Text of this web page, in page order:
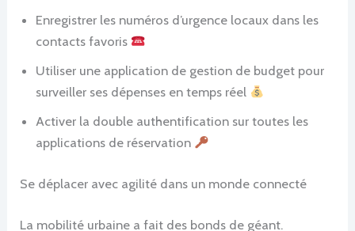
Enregistrer les numéros d’urgence locaux dans les
contacts favoris
Utiliser une application de gestion de budget pour
surveiller ses dépenses en temps réel
Activer la double authentification sur toutes les
applications de réservation
Se déplacer avec agilité dans un monde connecté
La mobilité urbaine a fait des bonds de géant.